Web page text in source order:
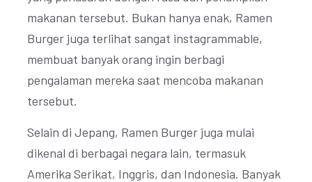
makanan tersebut. Bukan hanya enak, Ramen
Burger juga terlihat sangat instagrammable,
membuat banyak orang ingin berbagi
pengalaman mereka saat mencoba makanan
tersebut.
Selain di Jepang, Ramen Burger juga mulai
dikenal di berbagai negara lain, termasuk
Amerika Serikat, Inggris, dan Indonesia. Banyak